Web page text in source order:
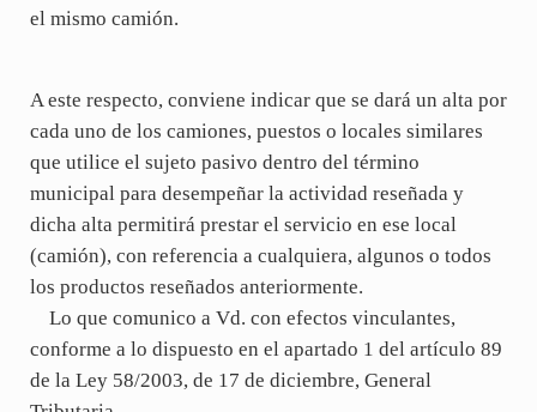
el mismo camión.
A este respecto, conviene indicar que se dará un alta por
cada uno de los camiones, puestos o locales similares
que utilice el sujeto pasivo dentro del término
municipal para desempeñar la actividad reseñada y
dicha alta permitirá prestar el servicio en ese local
(camión), con referencia a cualquiera, algunos o todos
los productos reseñados anteriormente.
Lo que comunico a Vd. con efectos vinculantes,
conforme a lo dispuesto en el apartado 1 del artículo 89
de la Ley 58/2003, de 17 de diciembre, General